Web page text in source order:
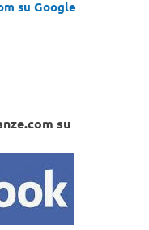
su Google
su